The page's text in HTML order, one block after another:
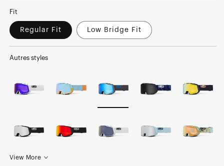
Fit
Regular Fit Low Bridge Fit
Autres styles
View More